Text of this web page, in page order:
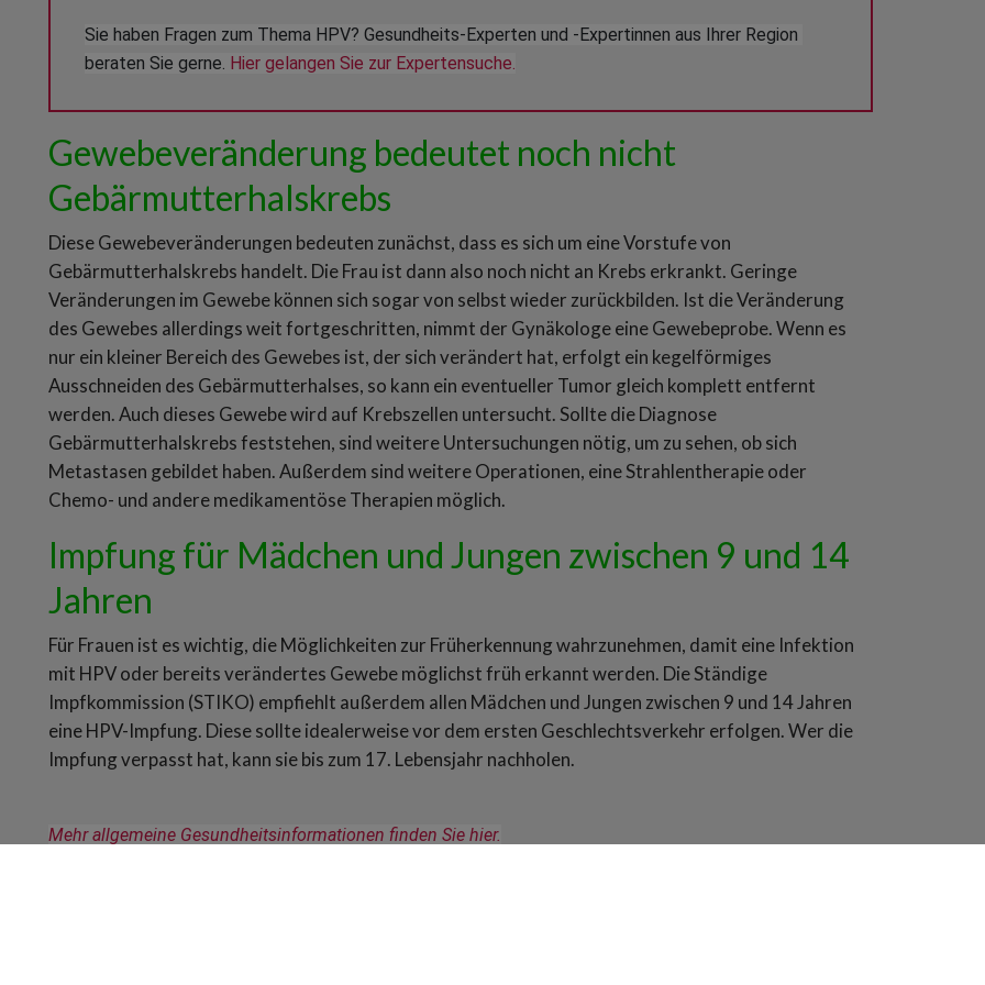
Sie haben Fragen zum Thema HPV? Gesundheits-Experten und -Expertinnen aus Ihrer Region
beraten Sie gerne. Hier gelangen Sie zur Expertensuche.
Gewebeveränderung bedeutet noch nicht
Gebärmutterhalskrebs
Diese Gewebeveränderungen bedeuten zunächst, dass es sich um eine Vorstufe von
Gebärmutterhalskrebs handelt. Die Frau ist dann also noch nicht an Krebs erkrankt. Geringe
Veränderungen im Gewebe können sich sogar von selbst wieder zurückbilden. Ist die Veränderung
des Gewebes allerdings weit fortgeschritten, nimmt der Gynäkologe eine Gewebeprobe. Wenn es
nur ein kleiner Bereich des Gewebes ist, der sich verändert hat, erfolgt ein kegelförmiges
Ausschneiden des Gebärmutterhalses, so kann ein eventueller Tumor gleich komplett entfernt
werden. Auch dieses Gewebe wird auf Krebszellen untersucht. Sollte die Diagnose
Gebärmutterhalskrebs feststehen, sind weitere Untersuchungen nötig, um zu sehen, ob sich
Metastasen gebildet haben. Außerdem sind weitere Operationen, eine Strahlentherapie oder
Chemo- und andere medikamentöse Therapien möglich.
Impfung für Mädchen und Jungen zwischen 9 und 14
Jahren
Für Frauen ist es wichtig, die Möglichkeiten zur Früherkennung wahrzunehmen, damit eine Infektion
mit HPV oder bereits verändertes Gewebe möglichst früh erkannt werden. Die Ständige
Impfkommission (STIKO) empfiehlt außerdem allen Mädchen und Jungen zwischen 9 und 14 Jahren
eine HPV-Impfung. Diese sollte idealerweise vor dem ersten Geschlechtsverkehr erfolgen. Wer die
Impfung verpasst hat, kann sie bis zum 17. Lebensjahr nachholen.
Mehr allgemeine Gesundheitsinformationen finden Sie hier.